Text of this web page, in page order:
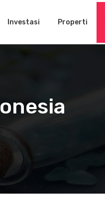
Investasi Properti